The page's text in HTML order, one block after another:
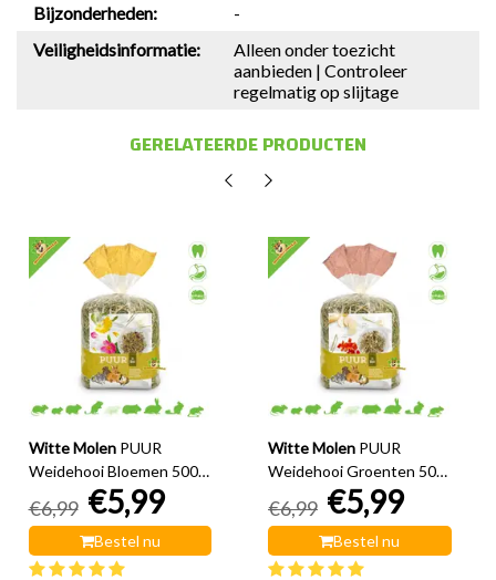
Bijzonderheden:
-
Veiligheidsinformatie:
Alleen onder toezicht
aanbieden | Controleer
regelmatig op slijtage
GERELATEERDE PRODUCTEN
Witte Molen PUUR
Weidehooi Bloemen 500
€6,99 €5,99
Bestel nu
Witte Molen PUUR
Weidehooi Groenten 500
€6,99 €5,99
Bestel nu